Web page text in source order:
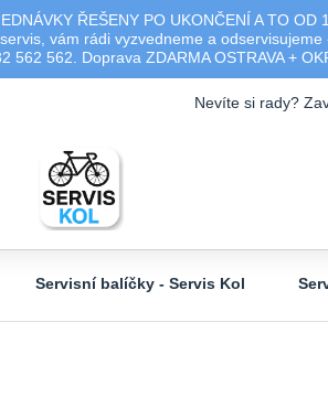
ŘEŠENY PO UKONČENÍ A TO
vám rádi vyzvedneme a
562 562. Doprava ZDARMA OSTRAVA +
Nevíte si rady?
Servisní balíčky - Servis Kol